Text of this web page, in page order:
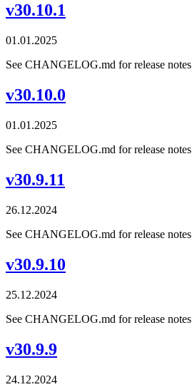
v30.10.1
01.01.2025
See CHANGELOG.md for release notes
v30.10.0
01.01.2025
See CHANGELOG.md for release notes
v30.9.11
26.12.2024
See CHANGELOG.md for release notes
v30.9.10
25.12.2024
See CHANGELOG.md for release notes
v30.9.9
24.12.2024